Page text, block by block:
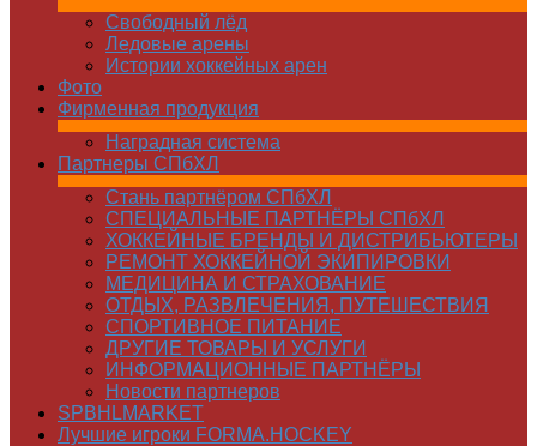
Свободный лёд
Ледовые арены
Истории хоккейных арен
Фото
Фирменная продукция
Наградная система
Партнеры СПбХЛ
Стань партнёром СПбХЛ
СПЕЦИАЛЬНЫЕ ПАРТНЁРЫ СПбХЛ
ХОККЕЙНЫЕ БРЕНДЫ И ДИСТРИБЬЮТЕРЫ
РЕМОНТ ХОККЕЙНОЙ ЭКИПИРОВКИ
МЕДИЦИНА И СТРАХОВАНИЕ
ОТДЫХ, РАЗВЛЕЧЕНИЯ, ПУТЕШЕСТВИЯ
СПОРТИВНОЕ ПИТАНИЕ
ДРУГИЕ ТОВАРЫ И УСЛУГИ
ИНФОРМАЦИОННЫЕ ПАРТНЁРЫ
Новости партнеров
SPBHLMARKET
Лучшие игроки FORMA.HOCKEY